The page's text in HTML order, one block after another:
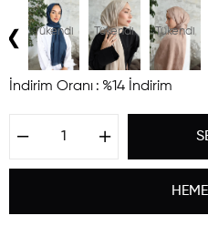
Tükendi Tükendi Tükendi
‹
İndirim Oranı : %14 İndirim